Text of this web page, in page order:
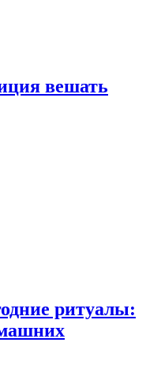
вешать
ритуалы: